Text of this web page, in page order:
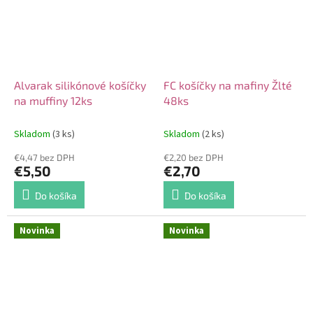
Alvarak silikónové košíčky
na muffiny 12ks
Skladom (3 ks)
€4,47 bez DPH
€5,50
Do košíka
FC košíčky na mafiny Žlté
48ks
Skladom (2 ks)
€2,20 bez DPH
€2,70
Do košíka
Novinka Novinka